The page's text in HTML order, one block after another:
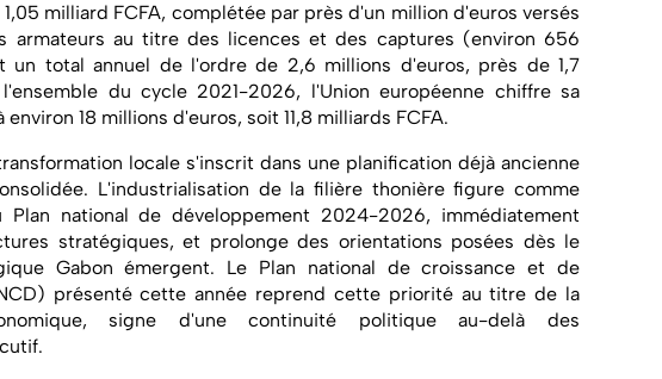
milliard FCFA, complétée par près d'un million d'euros versés
armateurs au titre des licences et des captures (environ 656
un total annuel de l'ordre de 2,6 millions d'euros, près de 1,7
du cycle 2021-2026, l'Union européenne chiffre sa
18 millions d'euros, soit 11,8 milliards FCFA.
locale s'inscrit dans une planification déjà ancienne
L'industrialisation de la filière thonière figure comme
national de développement 2024-2026, immédiatement
stratégiques, et prolonge des orientations posées dès le
Gabon émergent. Le Plan national de croissance et de
présenté cette année reprend cette priorité au titre de la
signe d'une continuité politique au-delà des